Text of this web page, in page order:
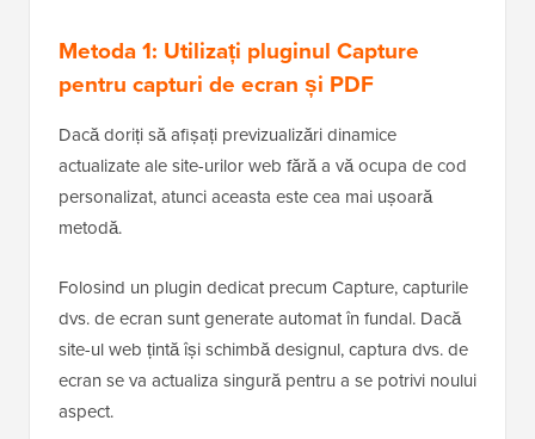
Metoda 1: Utilizați pluginul Capture
pentru capturi de ecran și PDF
Dacă doriți să afișați previzualizări dinamice
actualizate ale site-urilor web fără a vă ocupa de cod
personalizat, atunci aceasta este cea mai ușoară
metodă.
Folosind un plugin dedicat precum Capture, capturile
dvs. de ecran sunt generate automat în fundal. Dacă
site-ul web țintă își schimbă designul, captura dvs. de
ecran se va actualiza singură pentru a se potrivi noului
aspect.